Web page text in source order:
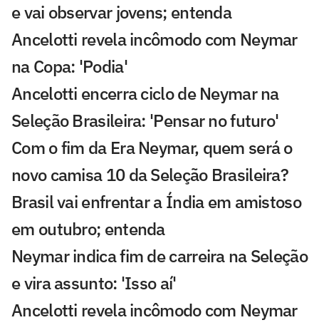
e vai observar jovens; entenda
Ancelotti revela incômodo com Neymar
na Copa: 'Podia'
Ancelotti encerra ciclo de Neymar na
Seleção Brasileira: 'Pensar no futuro'
Com o fim da Era Neymar, quem será o
novo camisa 10 da Seleção Brasileira?
Brasil vai enfrentar a Índia em amistoso
em outubro; entenda
Neymar indica fim de carreira na Seleção
e vira assunto: 'Isso aí'
Ancelotti revela incômodo com Neymar